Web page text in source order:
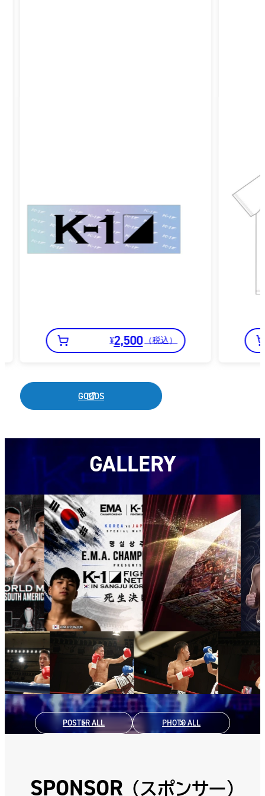
【ロ
ICE
タ
ル
¥2,500 （税込）
K-
ラ
シ
ャ
ツ
（オ
ー
ロ
ラ
ver）
イ
ト
GOODS
GALLERY
POSTER ALL PHOTO ALL
SPONSOR （スポンサー）